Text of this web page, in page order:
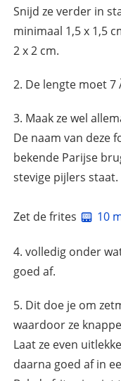
Snijd ze verder in
minimaal 1,5 x 1,5
2 x 2 cm.
De lengte moet 7
Maak ze wel
De naam van deze
bekende Parijse
stevige pijlers staat.
Zet de frites 10
volledig onder
goed af.
Dit doe je om
waardoor ze
Laat ze even
daarna goed af in